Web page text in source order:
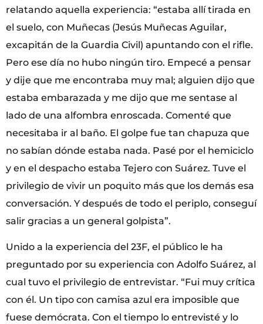
relatando aquella experiencia: “estaba allí tirada en
el suelo, con Muñecas (Jesús Muñecas Aguilar,
excapitán de la Guardia Civil) apuntando con el rifle.
Pero ese día no hubo ningún tiro. Empecé a pensar
y dije que me encontraba muy mal; alguien dijo que
estaba embarazada y me dijo que me sentase al
lado de una alfombra enroscada. Comenté que
necesitaba ir al baño. El golpe fue tan chapuza que
no sabían dónde estaba nada. Pasé por el hemiciclo
y en el despacho estaba Tejero con Suárez. Tuve el
privilegio de vivir un poquito más que los demás esa
conversación. Y después de todo el periplo, conseguí
salir gracias a un general golpista”.
Unido a la experiencia del 23F, el público le ha
preguntado por su experiencia con Adolfo Suárez, al
cual tuvo el privilegio de entrevistar. “Fui muy crítica
con él. Un tipo con camisa azul era imposible que
fuese demócrata. Con el tiempo lo entrevisté y lo